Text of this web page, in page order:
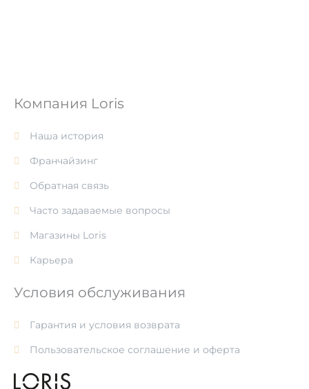
Компания Loris
Наша история
Франчайзинг
Обратная связь
Часто задаваемые вопросы
Магазины Loris
Карьера
Условия обслуживания
Гарантия и условия возврата
Пользовательское соглашение и оферта